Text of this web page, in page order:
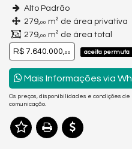
Alto Padrão
279,00 m² de área privativa
279,00 m² de área total
R$ 7.640.000,00 aceita permuta
Mais Informações via
Os preços, disponibilidades e condições
comunicação.